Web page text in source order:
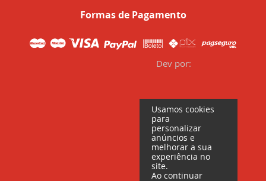
Usamos cookies
para
personalizar
anúncios e
melhorar a sua
experiência no
site.
Ao continuar
Formas de Pagamento
Dev por: